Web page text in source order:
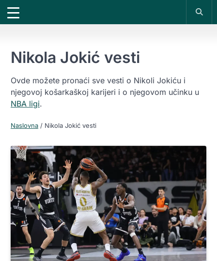
Nikola Jokić vesti
Ovde možete pronaći sve vesti o Nikoli Jokiću i
njegovoj košarkaškoj karijeri i o njegovom učinku u
NBA ligi.
Naslovna / Nikola Jokić vesti